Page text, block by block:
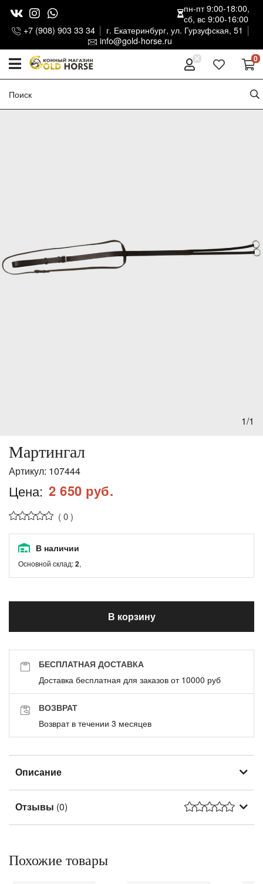
+7 (908) 903 33 34
г. Екатеринбург, ул. Гурзуфская, 51
info@gold-horse.ru
пн-пт 9:00-18:00,
сб, вс 9:00-16:00
0
1/1
Мартингал
Артикул: 107444
Цена: 2 650 руб.
( 0 )
В наличии
Основной склад:2,
В корзину
БЕСПЛАТНАЯ ДОСТАВКА
Доставка бесплатная для заказов от 10000 руб
ВОЗВРАТ
Возврат в течении 3 месяцев
Описание
Отзывы (0)
Похожие товары